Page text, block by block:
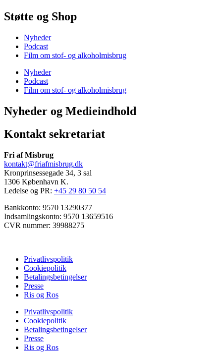
Støtte og Shop
Nyheder
Podcast
Film om stof- og alkoholmisbrug
Nyheder
Podcast
Film om stof- og alkoholmisbrug
Nyheder og Medieindhold
Kontakt sekretariat
Fri af Misbrug
kontakt@friafmisbrug.dk
Kronprinsessegade 34, 3 sal
1306 København K.
Ledelse og PR: +45 29 80 50 54
Bankkonto: 9570 13290377
Indsamlingskonto: 9570 13659516
CVR nummer: 39988275
Privatlivspolitik
Cookiepolitik
Betalingsbetingelser
Presse
Ris og Ros
Privatlivspolitik
Cookiepolitik
Betalingsbetingelser
Presse
Ris og Ros